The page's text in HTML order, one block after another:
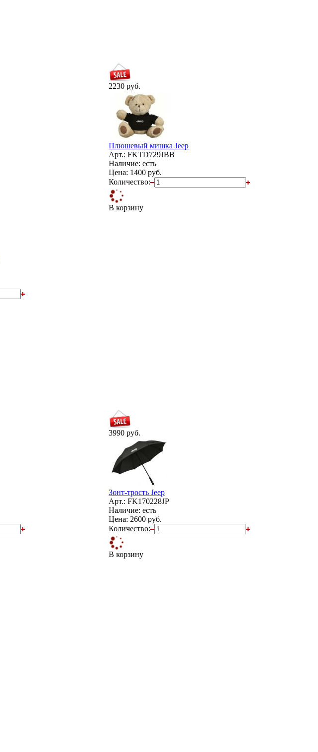
2230 руб.
Плюшевый мишка Jeep
Арт.: FKTD729JBB
Наличие: есть
Цена: 1400 руб.
Количество:
В корзину
3990 руб.
Зонт-трость Jeep
Арт.: FK170228JP
Наличие: есть
Цена: 2600 руб.
Количество:
В корзину